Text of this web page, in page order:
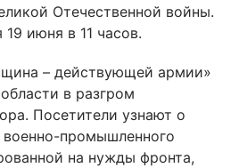
Отечественной войны.
июня в 11 часов.
– действующей армии»
в разгром
Посетители узнают о
военно-промышленного
на нужды фронта,